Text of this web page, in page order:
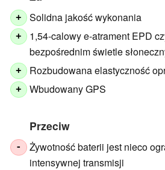
+ Solidna jakość wykonania
+
1,54-calowy e-atrament EPD
bezpośrednim świetle
+ Rozbudowana elastyczność
+ Wbudowany GPS
Przeciw
-
Żywotność baterii jest nieco
intensywnej transmisji